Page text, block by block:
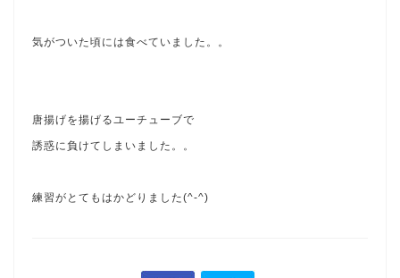
気がついた頃には食べていました。。
唐揚げを揚げるユーチューブで
誘惑に負けてしまいました。。
練習がとてもはかどりました(^-^)